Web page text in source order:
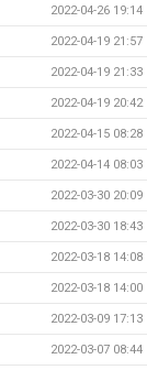
2022-04-26 19:14
2022-04-19 21:57
2022-04-19 21:33
2022-04-19 20:42
2022-04-15 08:28
2022-04-14 08:03
2022-03-30 20:09
2022-03-30 18:43
2022-03-18 14:08
2022-03-18 14:00
2022-03-09 17:13
2022-03-07 08:44